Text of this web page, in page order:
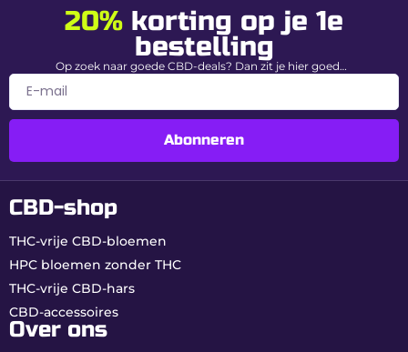
0,0% gegarandeerd
Type
variëteit
Evenwichtige hybride (50% Sativa
Aromaprofiel Den, Citroen & Fruitig
Waarom kiezen voor White
Widow bij Buddy Boo?
Legendarische variëteit:
referentie in legale cannabis.
Echt 0,00% THC:
dagelijks gebruik.
20% korting op je 1e
bestelling
Op zoek naar goede CBD-deals? Dan zit je hier goed…
Abonneren
CBD-shop
THC-vrije CBD-bloemen
HPC bloemen zonder THC
THC-vrije CBD-hars
CBD-accessoires
Over ons